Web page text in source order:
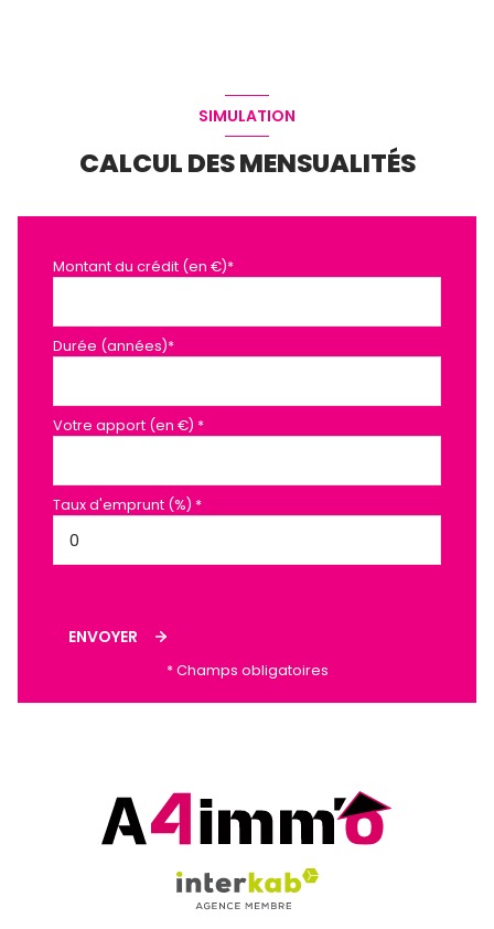
SIMULATION
CALCUL DES MENSUALITÉS
Montant du crédit (en €)*
Durée (années)*
Votre apport (en €) *
Taux d'emprunt (%) *
ENVOYER
* Champs obligatoires